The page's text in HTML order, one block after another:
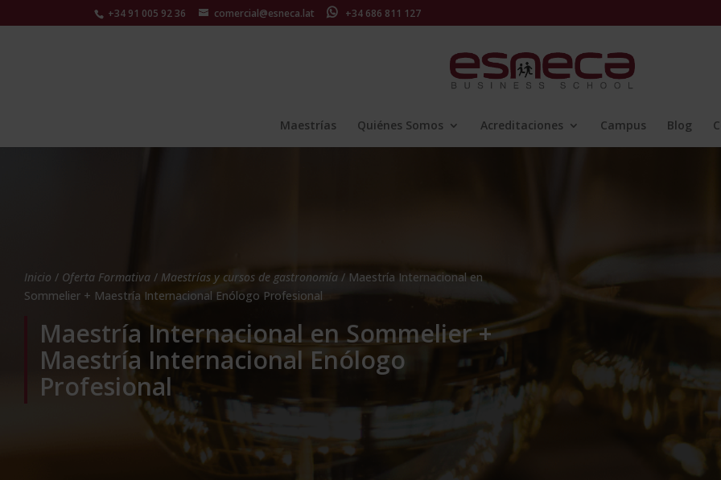
+34 91 005 92 36 comercial@esneca.lat +34 686 811 127
Maestrías Quiénes Somos Acreditaciones Campus Blog
Inicio / Oferta Formativa / Maestrías y cursos de gastronomía / Maestría Internacional en
Sommelier + Maestría Internacional Enólogo Profesional
Maestría Internacional en Sommelier +
Maestría Internacional Enólogo
Profesional